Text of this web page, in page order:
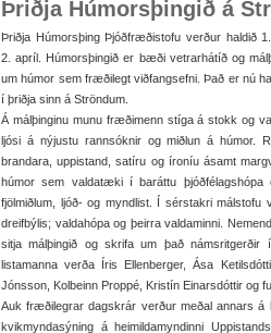
Þriðja Húmorsþingið á
Þriðja Húmorsþing Þjóðfræðistofu verður haldið
2. apríl. Húmorsþingið er bæði vetrarhátíð og
um húmor sem fræðilegt viðfangsefni. Það er nú
í þriðja sinn á Ströndum.
Á málþinginu munu fræðimenn stíga á stokk og
ljósi á nýjustu rannsóknir og miðlun á húmor.
brandara, uppistand, satíru og íroníu ásamt
húmor sem valdatæki í baráttu
fjölmiðlum, ljóð- og myndlist. Í sérstakri
dreifbýlis; valdahópa og þeirra valdaminni.
sitja málþingið og skrifa um það
listamanna verða Íris Ellenberger, Ása
Jónsson, Kolbeinn Proppé, Kristín Einarsdóttir og
Auk fræðilegrar dagskrár verður meðal annars á
kvikmyndasýning á heimildamyndinni